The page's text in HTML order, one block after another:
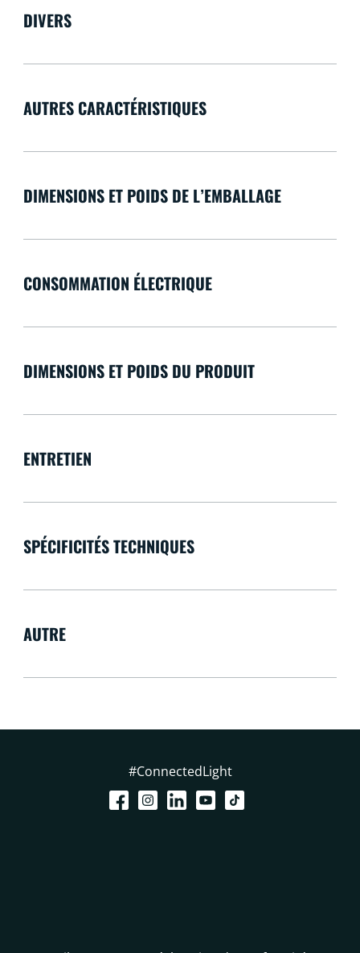
DIVERS
AUTRES CARACTÉRISTIQUES
DIMENSIONS ET POIDS DE L’EMBALLAGE
CONSOMMATION ÉLECTRIQUE
DIMENSIONS ET POIDS DU PRODUIT
ENTRETIEN
SPÉCIFICITÉS TECHNIQUES
AUTRE
#ConnectedLight